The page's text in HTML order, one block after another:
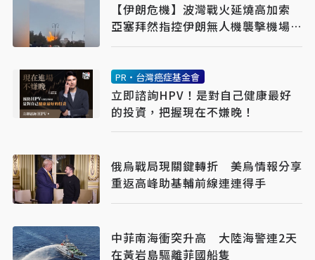
【伊朗危機】波灣戰火延燒高加索
亞塞拜然指控伊朗無人機襲擊機場釀
2傷
PR・台灣癌症基金會
立即諮詢HPV！是對自己健康最好
的投資，把握現在不嫌晚！
俄烏戰局現關鍵轉折 美烏情報分享
重返高峰助基輔前線連連得手
中菲南海衝突升高 大陸海警連2天
在黃岩島驅離菲國船隻